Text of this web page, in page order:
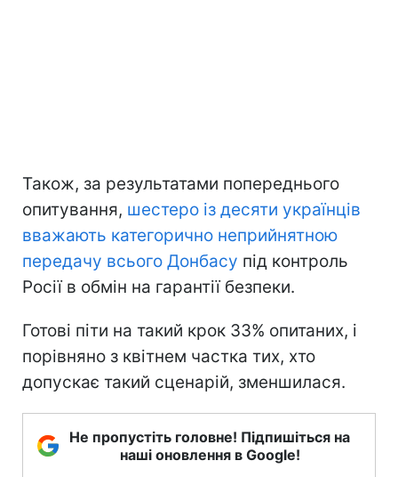
Також, за результатами попереднього
опитування, шестеро із десяти українців
вважають категорично неприйнятною
передачу всього Донбасу під контроль
Росії в обмін на гарантії безпеки.
Готові піти на такий крок 33% опитаних, і
порівняно з квітнем частка тих, хто
допускає такий сценарій, зменшилася.
Не пропустіть головне! Підпишіться на
наші оновлення в Google!